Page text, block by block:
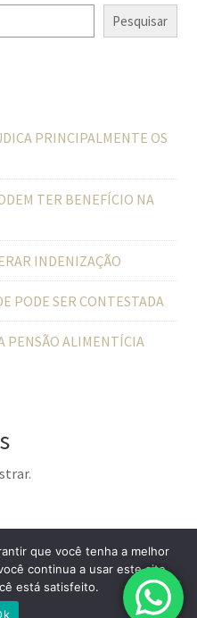
Pesquisar
PRINCIPALMENTE OS
TER BENEFÍCIO NA
INDENIZAÇÃO
PODE SER CONTESTADA
PENSÃO ALIMENTÍCIA
Zone by Acme Themes
que você tenha a melhor
continua a usar este site,
está satisfeito.